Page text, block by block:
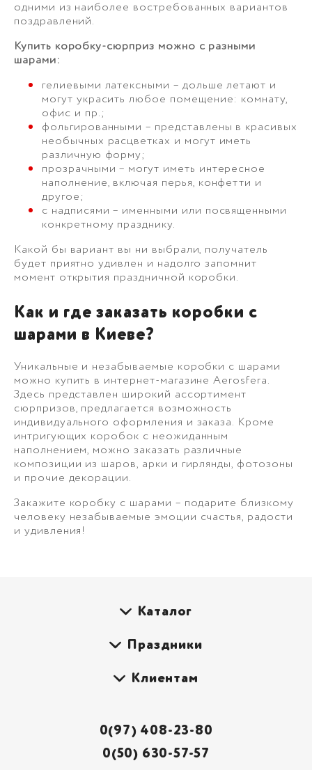
одними из наиболее востребованных вариантов
поздравлений.
Купить коробку-сюрприз можно с разными
шарами:
гелиевыми латексными – дольше летают и
могут украсить любое помещение: комнату,
офис и пр.;
фольгированными – представлены в красивых
необычных расцветках и могут иметь
различную форму;
прозрачными – могут иметь интересное
наполнение, включая перья, конфетти и
другое;
с надписями – именными или посвященными
конкретному празднику.
Какой бы вариант вы ни выбрали, получатель
будет приятно удивлен и надолго запомнит
момент открытия праздничной коробки.
Как и где заказать коробки с
шарами в Киеве?
Уникальные и незабываемые коробки с шарами
можно купить в интернет-магазине Aerosfera.
Здесь представлен широкий ассортимент
сюрпризов, предлагается возможность
индивидуального оформления и заказа. Кроме
интригующих коробок с неожиданным
наполнением, можно заказать различные
композиции из шаров, арки и гирлянды, фотозоны
и прочие декорации.
Закажите коробку с шарами – подарите близкому
человеку незабываемые эмоции счастья, радости
и удивления!
Каталог
Праздники
Клиентам
0(97) 408-23-80
0(50) 630-57-57